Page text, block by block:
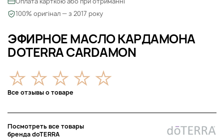
ЭФИРНОЕ МАСЛО КАРДАМОНА
DOTERRA CARDAMON
Все отзывы о товаре
Посмотреть все товары
бренда doTERRA
100% оригінал — з 2017 року